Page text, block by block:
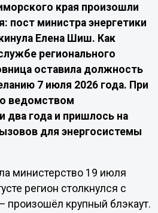
края произошли
пост министра энергетики
Елена Шиш. Как
регионального
оставила должность
7 июля 2026 года. При
ведомством
два года и пришлось на
для энергосистемы
министерство 19 июля
регион столкнулся с
крупный блэкаут.